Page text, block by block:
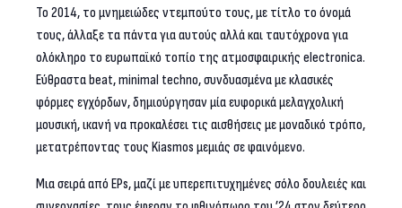
Το 2014, το μνημειώδες ντεμπούτο τους, με τίτλο το όνομά
τους, άλλαξε τα πάντα για αυτούς αλλά και ταυτόχρονα για
ολόκληρο το ευρωπαϊκό τοπίο της ατμοσφαιρικής electronica.
Εύθραστα beat, minimal techno, συνδυασμένα με κλασικές
φόρμες εγχόρδων, δημιούργησαν μία ευφορικά μελαγχολική
μουσική, ικανή να προκαλέσει τις αισθήσεις με μοναδικό τρόπο,
μετατρέποντας τους Kiasmos μεμιάς σε φαινόμενο.
Μια σειρά από EPs, μαζί με υπερεπιτυχημένες σόλο δουλειές και